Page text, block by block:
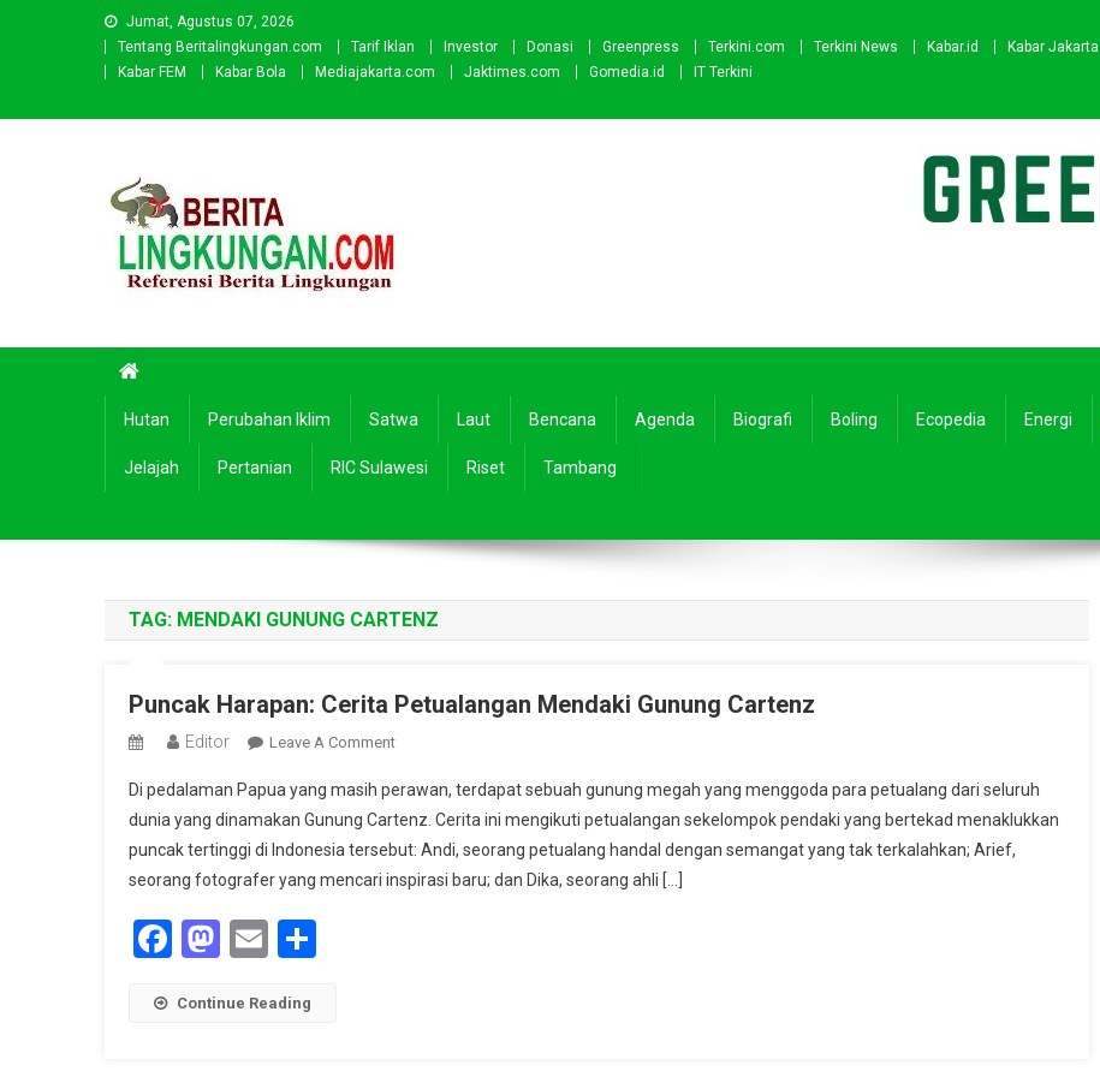
Jumat, Agustus 07, 2026
Tentang Beritalingkungan.com
Tarif Iklan Investor Donasi Greenpress Terkini.com Terkini News Kabar.id Kabar Jakarta
Kabar FEM
Kabar Bola Mediajakarta.com Jaktimes.com Gomedia.id IT Terkini
Hutan Perubahan Iklim Satwa Laut Bencana Agenda Biografi Boling Ecopedia Energi
Jelajah Pertanian RIC Sulawesi Riset Tambang
TAG: MENDAKI GUNUNG CARTENZ
Puncak Harapan: Cerita Petualangan Mendaki Gunung Cartenz
Editor Leave A CommentOn
Harapan:
Cerita
Petualangan
Mendaki
Di pedalaman Papua yang masih perawan, terdapat sebuah gunung megah yang menggoda para petualang dari seluruh
dunia yang dinamakan Gunung Cartenz. Cerita ini mengikuti petualangan sekelompok pendaki yang bertekad menaklukkan
puncak tertinggi di Indonesia tersebut: Andi, seorang petualang handal dengan semangat yang tak terkalahkan; Arief,
seorang fotografer yang mencari inspirasi baru; dan Dika, seorang ahli […]
Facebook
Mastodon
Email
Continue Reading